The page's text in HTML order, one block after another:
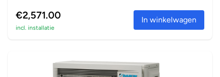
€2,571.00
incl. installatie
In winkelwagen